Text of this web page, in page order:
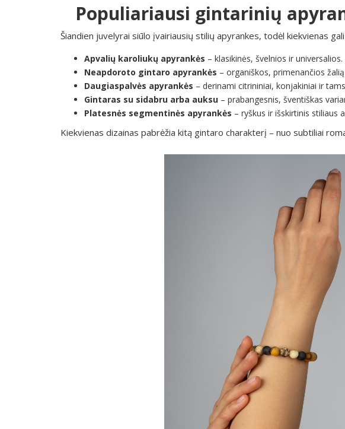
Populiariausi gintarinių
Šiandien juvelyrai siūlo įvairiausių stilių apyrankes, todėl kiekvienas
Apvalių karoliukų apyrankės – klasikinės, švelnios ir universalios.
Neapdoroto gintaro apyrankės – organiškos, primenančios
Daugiaspalvės apyrankės – derinami citrininiai, konjakiniai ir
Gintaras su sidabru arba auksu – prabangesnis, šventiškas
Platesnės segmentinės apyrankės – ryškus ir išskirtinis stiliaus
Kiekvienas dizainas pabrėžia kitą gintaro charakterį – nuo subtiliai